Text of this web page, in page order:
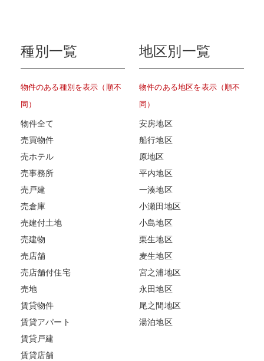
種別一覧
物件のある種別を表示（順不
同）
物件全て
売買物件
売ホテル
売事務所
売戸建
売倉庫
売建付土地
売建物
売店舗
売店舗付住宅
売地
賃貸物件
賃貸アパート
賃貸戸建
賃貸店舗
地区別一覧
物件のある地区を表示（順不
同）
安房地区
船行地区
原地区
平内地区
一湊地区
小瀬田地区
小島地区
栗生地区
麦生地区
宮之浦地区
永田地区
尾之間地区
湯泊地区